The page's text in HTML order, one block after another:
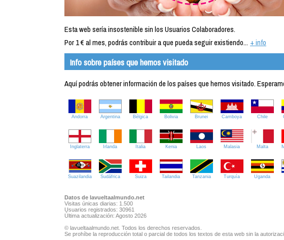
Esta web sería insostenible sin los Usuarios Colaboradores.
Por 1 € al mes, podrás contribuir a que pueda seguir existiendo... + info
Info sobre países que hemos visitado
Aquí podrás obtener información de los países que hemos visitado.
Andorra Argentina Bélgica Bolivia Brunei Camboya Chile
Inglaterra Irlanda Italia Kenia Laos Malasia Malta
Suazilandia Sudáfrica Suiza Tailandia Tanzania Turquía Uganda
Datos de lavueltaalmundo.net
Visitas únicas diarias: 1.500
Usuarios registrados: 30961
Última actualización: Agosto 2026
© lavueltaalmundo.net. Todos los derechos reservados.
Se prohíbe la reproducción total o parcial de todos los textos de esta web sin la